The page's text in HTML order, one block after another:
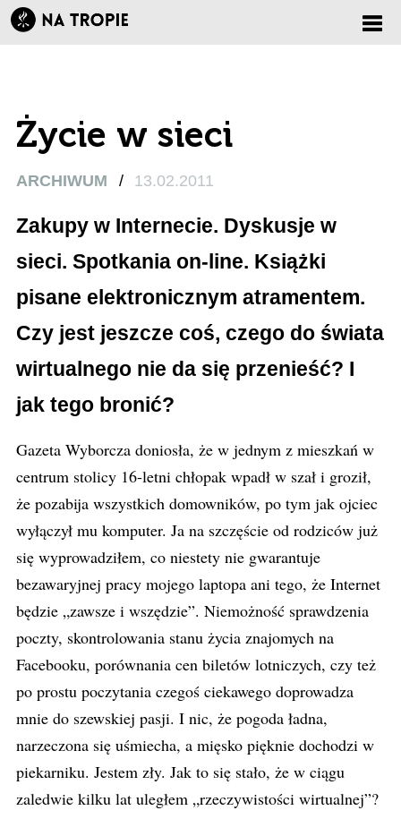
Życie w sieci
ARCHIWUM / 13.02.2011
Zakupy w Internecie. Dyskusje w
sieci. Spotkania on-line. Książki
pisane elektronicznym atramentem.
Czy jest jeszcze coś, czego do świata
wirtualnego nie da się przenieść? I
jak tego bronić?
Gazeta Wyborcza doniosła, że w jednym z mieszkań w
centrum stolicy 16-letni chłopak wpadł w szał i groził,
że pozabija wszystkich domowników, po tym jak ojciec
wyłączył mu komputer. Ja na szczęście od rodziców już
się wyprowadziłem, co niestety nie gwarantuje
bezawaryjnej pracy mojego laptopa ani tego, że Internet
będzie „zawsze i wszędzie”. Niemożność sprawdzenia
poczty, skontrolowania stanu życia znajomych na
Facebooku, porównania cen biletów lotniczych, czy też
po prostu poczytania czegoś ciekawego doprowadza
mnie do szewskiej pasji. I nic, że pogoda ładna,
narzeczona się uśmiecha, a mięsko pięknie dochodzi w
piekarniku. Jestem zły. Jak to się stało, że w ciągu
zaledwie kilku lat uległem „rzeczywistości wirtualnej”?